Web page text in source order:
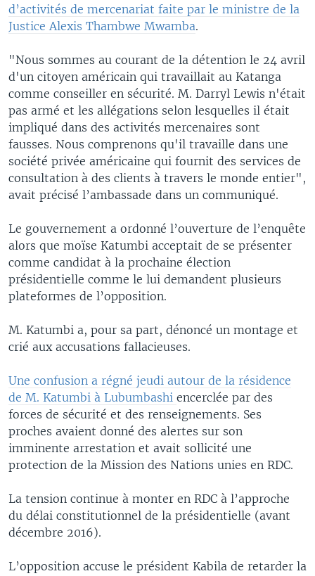
d’activités de mercenariat faite par le ministre de la
Justice Alexis Thambwe Mwamba.
"Nous sommes au courant de la détention le 24 avril
d'un citoyen américain qui travaillait au Katanga
comme conseiller en sécurité. M. Darryl Lewis n'était
pas armé et les allégations selon lesquelles il était
impliqué dans des activités mercenaires sont
fausses. Nous comprenons qu'il travaille dans une
société privée américaine qui fournit des services de
consultation à des clients à travers le monde entier",
avait précisé l’ambassade dans un communiqué.
Le gouvernement a ordonné l’ouverture de l’enquête
alors que moïse Katumbi acceptait de se présenter
comme candidat à la prochaine élection
présidentielle comme le lui demandent plusieurs
plateformes de l’opposition.
M. Katumbi a, pour sa part, dénoncé un montage et
crié aux accusations fallacieuses.
Une confusion a régné jeudi autour de la résidence
de M. Katumbi à Lubumbashi encerclée par des
forces de sécurité et des renseignements. Ses
proches avaient donné des alertes sur son
imminente arrestation et avait sollicité une
protection de la Mission des Nations unies en RDC.
La tension continue à monter en RDC à l’approche
du délai constitutionnel de la présidentielle (avant
décembre 2016).
L’opposition accuse le président Kabila de retarder la